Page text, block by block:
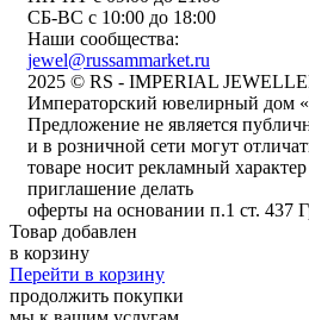
СБ-ВС с 10:00 до 18:00
Наши сообщества:
jewel@russammarket.ru
2025 © RS - IMPERIAL
Императорский ювелирный дом
Предложение не является
и в розничной сети могут
товаре носит рекламный
приглашение делать
оферты на основании п.1 ст. 437
Товар добавлен
в корзину
Перейти в корзину
продолжить покупки